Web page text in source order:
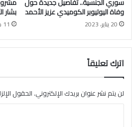
ب
ـ
"
ت
ر
ي
د
ا
ل
و
ض
ح
ت
ف
ا
ي
ل
ا
سوري الجنسية.. تفاصيل جديدة حول
وفاة اليوتيوبر الكوميدي عزيز الأحمد
20 يناير، 2023
بشار
11 ديسمبر، 2020
اترك تعليقاً
لن يتم نشر عنوان بريدك الإلكتروني.الحقول